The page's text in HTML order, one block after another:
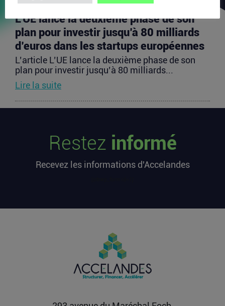
L’UE lance la deuxième phase de son
plan pour investir jusqu’à 80 milliards
d’euros dans les startups européennes
L’article L’UE lance la deuxième phase de son
plan pour investir jusqu’à 80 milliards...
Lire la suite
millions d’euros cette semaine
L’article Les startups françaises ont levé 113
premier sur...
chez OpenAI pour se soigner
L’article Après une pause de 3 mois, la Française
Fidji Simo quitte son poste chez OpenAI pour se
Restez informé
Recevez les informations d'Accelandes